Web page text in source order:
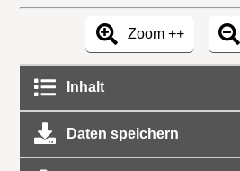
Zoom ++
Inhalt
Daten speichern